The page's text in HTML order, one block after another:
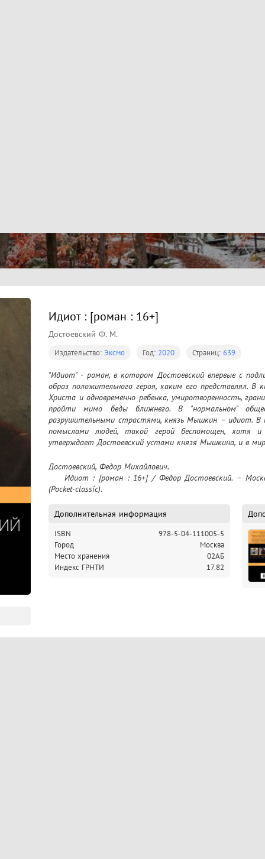
Идиот : [роман : 16+]
Достоевский Ф. М.
Издательство: Эксмо Год: 2020 Страниц: 639
"Идиот" - роман, в котором Достоевский впервые с
образ положительного героя, каким его представлял. В
Христа и одновременно ребенка, умиротворенность,
пройти мимо беды ближнего. В "нормальном"
разрушительными страстями, князь Мышкин – идиот. В
помыслами людей, такой герой беспомощен, хотя и
утверждает Достоевский устами князя Мышкина, и в
Достоевский, Федор Михайлович.
(Pocket-classic).
Дополнительная информация
ISBN
978-5-04-111005-5
Город
Москва
Место хранения
02АБ
Индекс ГРНТИ
17.82